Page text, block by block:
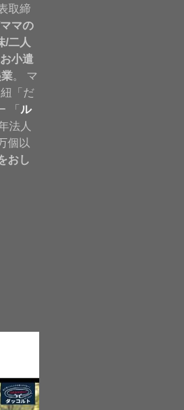
取締
マの
/二人
お小遣
。 マ
「だ
「ル
法人
個以
おし